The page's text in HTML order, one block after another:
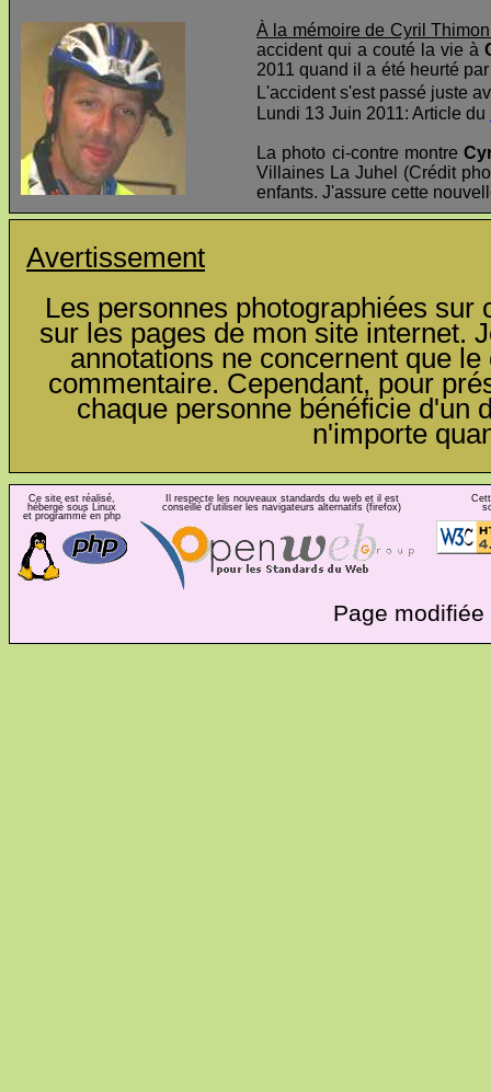
À la mémoire de Cyril
accident qui a couté la vie à
2011 quand il a été heurté
L'accident s'est passé juste
Lundi 13 Juin 2011: Article du
La photo ci-contre montre
Villaines La Juhel (Crédit
enfants. J'assure cette
Avertissement
Les personnes photographiées
sur les pages de mon site internet.
annotations ne concernent que
commentaire. Cependant, pour
chaque personne bénéficie d'un
n'importe
Ce site est réalisé,
hébergé sous Linux
et programmé en php
Il respecte les nouveaux standards du web et il est
conseillé d'utiliser les navigateurs alternatifs (firefox)
Page